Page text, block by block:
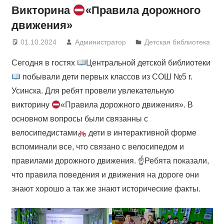
Викторина
«Правила дорожного
движения»
01.10.2024 Администратор Детская библиотека
Сегодня в гостях
Центральной детской библиотеки
побывали дети первых классов из СОШ №5 г.
Усинска. Для ребят провели увлекательную
викторину
«Правила дорожного движения». В
основном вопросы были связанны с
велосипедистами
дети в интерактивной форме
вспоминали все, что связано с велосипедом и
правилами дорожного движения. ☝Ребята показали,
что правила поведения и движения на дороге они
знают хорошо а так же знают исторические факты.